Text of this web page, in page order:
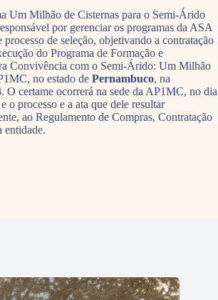
Um Milhão de Cisternas para o Semi-Árido
por gerenciar os programas da ASA
de seleção, objetivando a contratação
do Programa de Formação e
Convivência com o Semi-Árido: Um Milhão
no estado de Pernambuco, na
. O certame ocorrerá na sede da AP1MC, no dia
o processo e a ata que dele resultar
ao Regulamento de Compras, Contratação
entidade.